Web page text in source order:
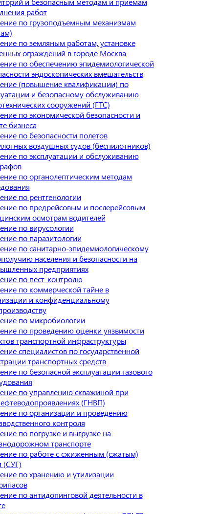
работ
по грузоподъемным механизмам
по земляным работам, установке
ограждений в городе Москва
по обеспечению эпидемиологической
эндоскопических вмешательств
(повышение квалификации) по
и безопасному обслуживанию
сооружений (ГТС)
по экономической безопасности и
бизнеса
по безопасности полетов
воздушных судов (беспилотников)
по эксплуатации и обслуживанию
по органолептическим методам
по рентгенологии
по предрейсовым и послерейсовым
осмотрам водителей
по вирусологии
по паразитологии
по санитарно-эпидемиологическому
населения и безопасности на
предприятиях
по пест-контролю
по коммерческой тайне в
и конфиденциальному
по микробиологии
по проведению оценки уязвимости
транспортной инфраструктуры
специалистов по государственной
транспортных средств
по безопасной эксплуатации газового
по управлению скважиной при
(ГНВП)
по организации и проведению
контроля
по погрузке и выгрузке на
транспорте
по работе с сжиженным (сжатым)
(СУГ)
по хранению и утилизации
по антидопинговой деятельности в